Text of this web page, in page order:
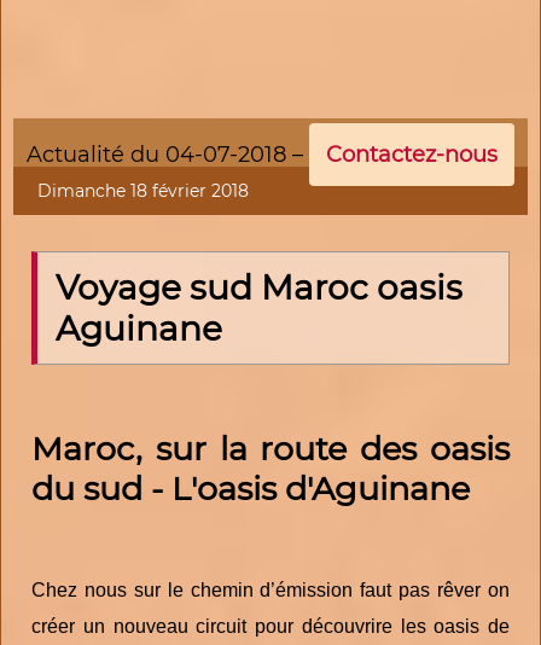
Actualité du 04-07-2018 – Contactez-nous
Dimanche 18 février 2018
Voyage sud Maroc oasis
Aguinane
Maroc, sur la route des oasis
du sud - L'oasis d'Aguinane
Chez nous sur le chemin d’émission faut pas rêver on
créer un nouveau circuit pour découvrire les oasis de